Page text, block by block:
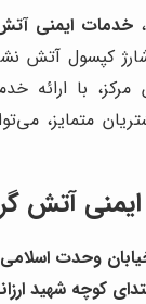
خدمات ایمنی
کپسول آتش
با ارائه
متمایز،
آتش
وحدت
کوچه شهید